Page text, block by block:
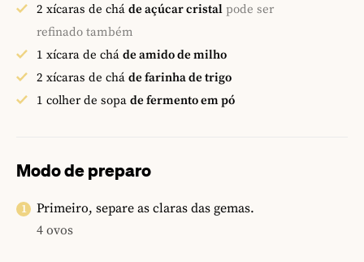
2 xícaras de chá de açúcar cristal pode ser
refinado também
1 xícara de chá de amido de milho
2 xícaras de chá de farinha de trigo
1 colher de sopa de fermento em pó
Modo de preparo
Primeiro, separe as claras das gemas.
4 ovos